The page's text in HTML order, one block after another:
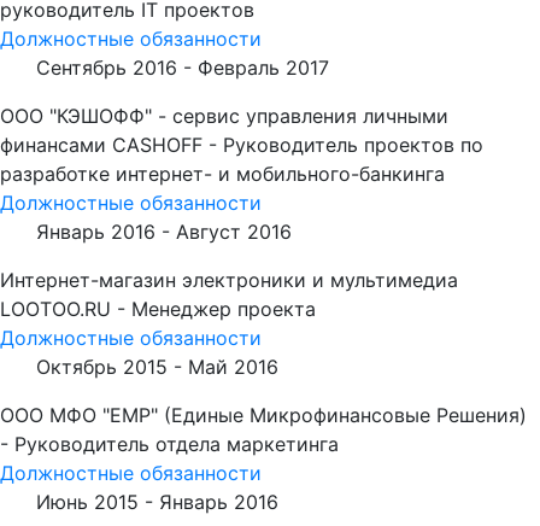
руководитель IT проектов
Должностные обязанности
Сентябрь 2016 - Февраль 2017
ООО "КЭШОФФ" - сервис управления личными
финансами CASHOFF - Руководитель проектов по
разработке интернет- и мобильного-банкинга
Должностные обязанности
Январь 2016 - Август 2016
Интернет-магазин электроники и мультимедиа
LOOTOO.RU - Менеджер проекта
Должностные обязанности
Октябрь 2015 - Май 2016
ООО МФО "ЕМР" (Единые Микрофинансовые Решения)
- Руководитель отдела маркетинга
Должностные обязанности
Июнь 2015 - Январь 2016